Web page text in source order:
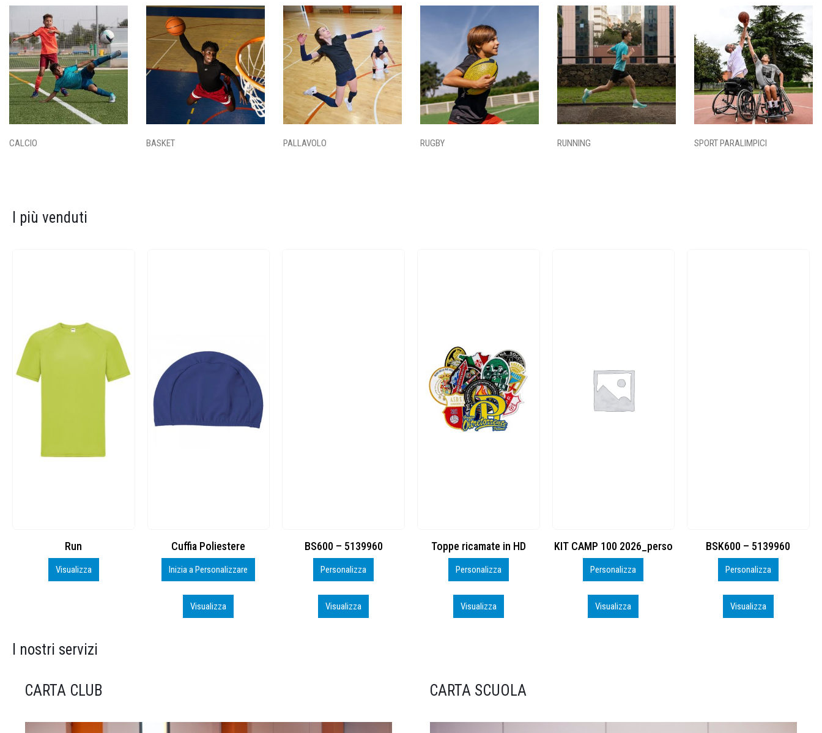
CALCIO BASKET PALLAVOLO RUGBY RUNNING SPORT PARALIMPICI
I più venduti
Cuffia Poliestere
Inizia a Personalizzare
BS600 – 5139960
Personalizza
Visualizza
Toppe ricamate in HD
Personalizza
Visualizza
KIT CAMP 100 2026_perso
Personalizza
Visualizza
BSK600 – 5139960
Personalizza
Visualizza
DTF
Personalizza
Visualizza
I nostri servizi
CARTA CLUB CARTA SCUOLA